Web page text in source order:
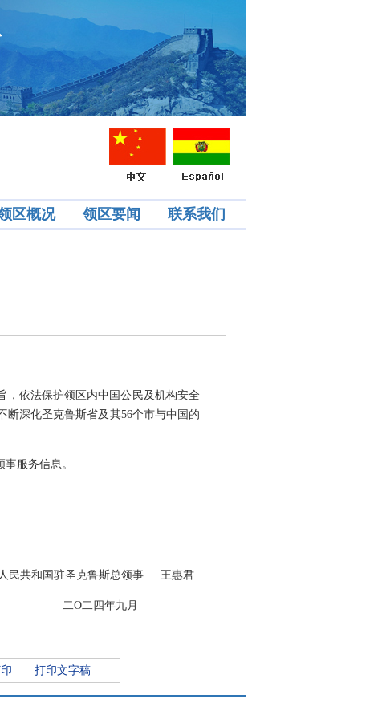
区概况 领区要闻 联系我们
依法保护领区内中国公民及机构安全
断深化圣克鲁斯省及其56个市与中国的
服务信息。
民共和国驻圣克鲁斯总领事 王惠君
九月
打印文字稿